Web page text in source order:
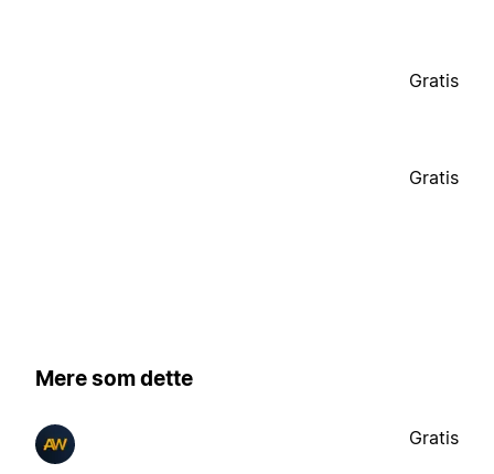
Gratis
Gratis
Mere som dette
Gratis